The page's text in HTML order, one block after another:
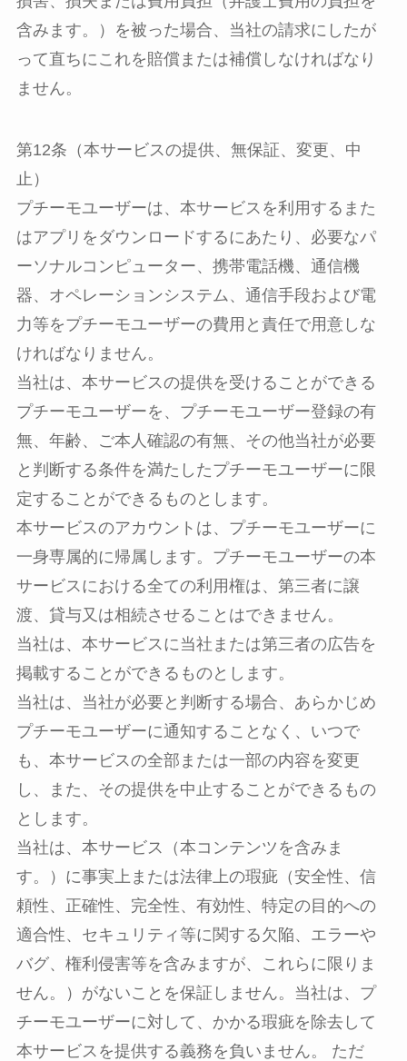
含みます。）を被った場合、当社の請求にしたが
って直ちにこれを賠償または補償しなければなり
ません。
第12条（本サービスの提供、無保証、変更、中
止）
プチーモユーザーは、本サービスを利用するまた
はアプリをダウンロードするにあたり、必要なパ
ーソナルコンピューター、携帯電話機、通信機
器、オペレーションシステム、通信手段および電
力等をプチーモユーザーの費用と責任で用意しな
ければなりません。
当社は、本サービスの提供を受けることができる
プチーモユーザーを、プチーモユーザー登録の有
無、年齢、ご本人確認の有無、その他当社が必要
と判断する条件を満たしたプチーモユーザーに限
定することができるものとします。
本サービスのアカウントは、プチーモユーザーに
一身専属的に帰属します。プチーモユーザーの本
サービスにおける全ての利用権は、第三者に譲
渡、貸与又は相続させることはできません。
当社は、本サービスに当社または第三者の広告を
掲載することができるものとします。
当社は、当社が必要と判断する場合、あらかじめ
プチーモユーザーに通知することなく、いつで
も、本サービスの全部または一部の内容を変更
し、また、その提供を中止することができるもの
とします。
当社は、本サービス（本コンテンツを含みま
す。）に事実上または法律上の瑕疵（安全性、信
頼性、正確性、完全性、有効性、特定の目的への
適合性、セキュリティ等に関する欠陥、エラーや
バグ、権利侵害等を含みますが、これらに限りま
せん。）がないことを保証しません。当社は、プ
チーモユーザーに対して、かかる瑕疵を除去して
本サービスを提供する義務を負いません。 ただ